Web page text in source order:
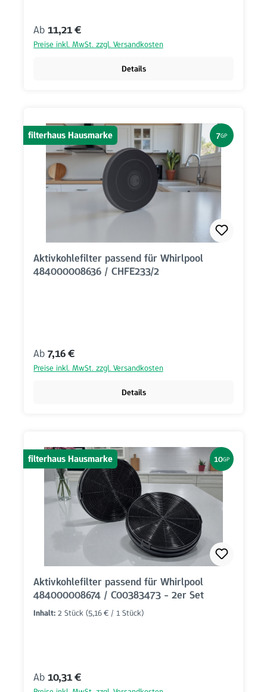
Regulärer Preis:
Ab 11,21 €
Preise inkl. MwSt. zzgl. Versandkosten
Details
filterhaus Hausmarke 7GP
Aktivkohlefilter passend für Whirlpool
484000008636 / CHFE233/2
Regulärer Preis:
Ab 7,16 €
Preise inkl. MwSt. zzgl. Versandkosten
Details
filterhaus Hausmarke 10GP
Aktivkohlefilter passend für Whirlpool
484000008674 / C00383473 - 2er Set
Inhalt: 2 Stück (5,16 € / 1 Stück)
Regulärer Preis:
Ab 10,31 €